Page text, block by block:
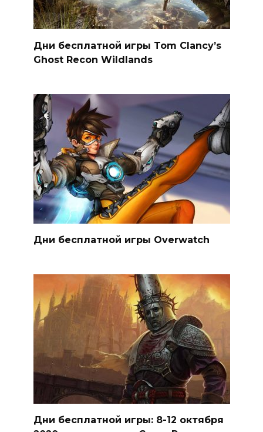
Дни бесплатной игры Tom Clancy’s
Ghost Recon Wildlands
Дни бесплатной игры Overwatch
Дни бесплатной игры: 8-12 октября